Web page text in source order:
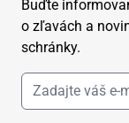
Buďte
o zľavách a
schránky.